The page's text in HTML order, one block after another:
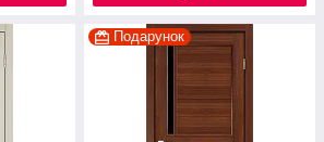
Подарунок